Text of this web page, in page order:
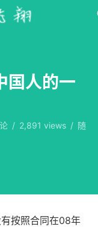
国人的一
/ 2,891 views / 随
按照合同在08年